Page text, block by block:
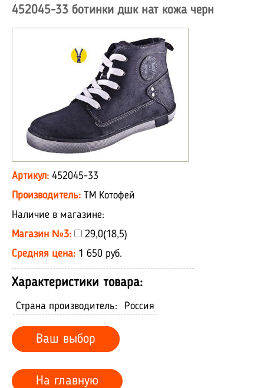
452045-33 ботинки дшк нат кожа черн
Артикул: 452045-33
Производитель: ТМ Котофей
Наличие в магазине:
Магазин №3:
29,0(18,5)
Средняя цена: 1 650 руб.
Характеристики товара:
Страна производитель: Россия
Ваш выбор
На главную